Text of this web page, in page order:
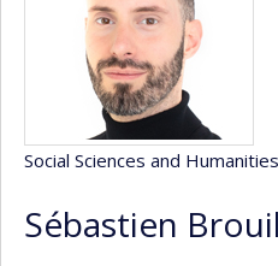
Social Sciences and Humanities
Sébastien